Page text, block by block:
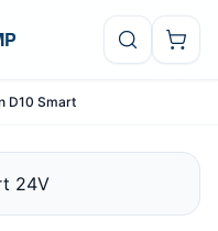
D10 Smart